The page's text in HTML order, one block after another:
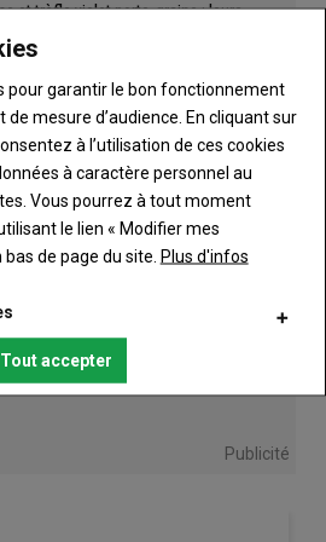
précieux des évolutions en
pourrait se résumer ainsi :
performances agronomiques
le sol et la
des betteraves qui engendrent une
des sols (tassement, érosion,
des sols et la dépendance
entraîné un déclic.
agro-industrielles et de l’usage massif
et trèfle violet porte-graine : leurs
2026
Publicité
pour garantir le bon fonctionnement
mesure d’audience. En cliquant sur
à l’utilisation de ces cookies
à caractère personnel au
Vous pourrez à tout moment
le lien « Modifier mes
de page du site. Plus d'infos
Tout accepter